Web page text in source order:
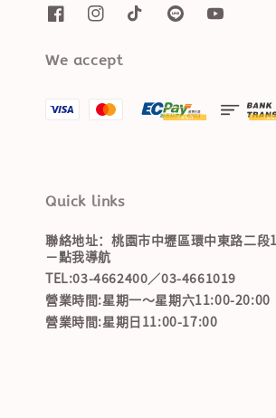
We accept
Quick links
聯絡地址：桃園市中壢區環中東路二段
－點我導航
TEL:03-4662400／03-4661019
營業時間:星期一～星期六11:00-20:00
營業時間:星期日11:00-17:00